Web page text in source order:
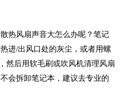
热风扇声音大怎么办呢？笔记
进/出风口处的灰尘，或者用螺
然后用软毛刷或吹风机清理风扇
会拆卸笔记本，建议去专业的